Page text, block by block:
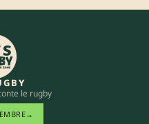
le rugby
→